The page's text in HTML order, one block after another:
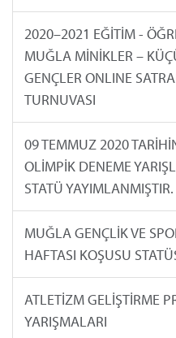
2020–2021 EĞİTİM -
MUĞLA MİNİKLER –
GENÇLER ONLINE
TURNUVASI
09 TEMMUZ 2020
OLİMPİK DENEME
STATÜ YAYIMLANMIŞTIR.
MUĞLA GENÇLİK VE
HAFTASI KOŞUSU
ATLETİZM GELİŞTİRME
YARIŞMALARI